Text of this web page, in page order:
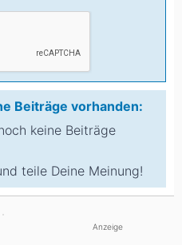
Beiträge vorhanden:
keine Beiträge
teile Deine Meinung!
Anzeige